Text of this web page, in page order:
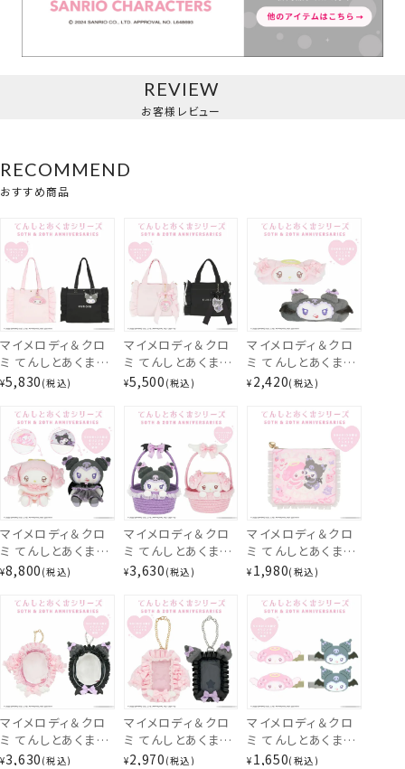
ミニトートバッグ
ヘアターバン
REVIEW
お客様レビュー
RECOMMEND
おすすめ商品
マイメロディ＆クロ
ミ てんしとあくまシ
リーズ トートバッグ
ロミ ＞ サンリオ 粧
美堂 SHOBIDO サ
ンリオ
¥5,830 税込
マイメロディ＆クロ
ミ てんしとあくまシ
リーズ ミニトートバ
/ クロミ ＞ サンリ
SHOBIDO サンリオ
¥5,500 税込
マイメロディ＆クロ
ミ てんしとあくまシ
リーズ ヘアターバン
ロミ ＞ サンリオ 粧
美堂 SHOBIDO サ
ンリオ
¥ 2,420 税込
マイメロディ＆クロ
ミ てんしとあくまシ
リーズ ブランケット
イメロディ / クロミ
＞ サンリオ 粧美堂
SHOBIDO サンリオ
¥8,800 税込
マイメロディ＆クロ
ミ てんしとあくまシ
リーズ バスケット小
ディ / クロミ＞ 粧
美堂 shobido サン
リオ
¥3,630 税込
マイメロディ＆クロ
ミ てんしとあくまシ
リーズ フラットポー
¥ 1,980 税込
マイメロディ＆クロ
ミ てんしとあくまシ
リーズ マルチポー
¥3,630 税込
マイメロディ＆クロ
ミ てんしとあくまシ
リーズ カードケース
¥2,970 税込
マイメロディ＆クロ
ミ てんしとあくまシ
リーズ ヘアクリップ
¥ 1,650 税込